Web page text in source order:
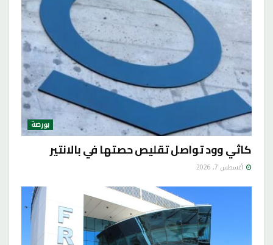
بورصة
كاثي وود تواصل تقليص حصتها في بالانتير
أغسطس 7, 2026